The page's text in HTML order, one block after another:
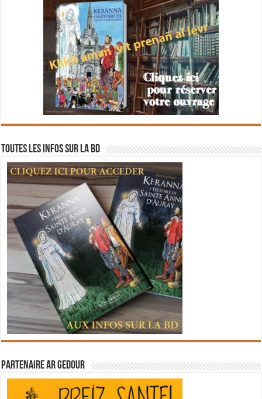
Toutes les infos sur la BD
Partenaire Ar Gedour